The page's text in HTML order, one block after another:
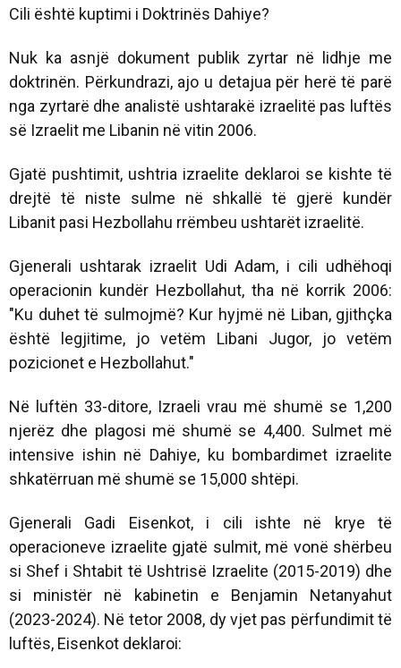
Cili është kuptimi i Doktrinës Dahiye?
Nuk ka asnjë dokument publik zyrtar në lidhje me
doktrinën. Përkundrazi, ajo u detajua për herë të parë
nga zyrtarë dhe analistë ushtarakë izraelitë pas luftës
së Izraelit me Libanin në vitin 2006.
Gjatë pushtimit, ushtria izraelite deklaroi se kishte të
drejtë të niste sulme në shkallë të gjerë kundër
Libanit pasi Hezbollahu rrëmbeu ushtarët izraelitë.
Gjenerali ushtarak izraelit Udi Adam, i cili udhëhoqi
operacionin kundër Hezbollahut, tha në korrik 2006:
"Ku duhet të sulmojmë? Kur hyjmë në Liban, gjithçka
është legjitime, jo vetëm Libani Jugor, jo vetëm
pozicionet e Hezbollahut."
Në luftën 33-ditore, Izraeli vrau më shumë se 1,200
njerëz dhe plagosi më shumë se 4,400. Sulmet më
intensive ishin në Dahiye, ku bombardimet izraelite
shkatërruan më shumë se 15,000 shtëpi.
Gjenerali Gadi Eisenkot, i cili ishte në krye të
operacioneve izraelite gjatë sulmit, më vonë shërbeu
si Shef i Shtabit të Ushtrisë Izraelite (2015-2019) dhe
si ministër në kabinetin e Benjamin Netanyahut
(2023-2024). Në tetor 2008, dy vjet pas përfundimit të
luftës, Eisenkot deklaroi: